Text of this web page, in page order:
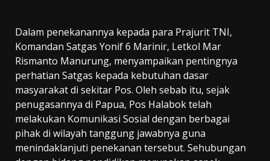
Dalam penekanannya kepada para Prajurit TNI,
Komandan Satgas Yonif 6 Marinir, Letkol Mar
Rismanto Manurung, menyampaikan pentingnya
perhatian Satgas kepada kebutuhan dasar
masyarakat di sekitar Pos. Oleh sebab itu, sejak
penugasannya di Papua, Pos Halabok telah
melakukan Komunikasi Sosial dengan berbagai
pihak di wilayah tanggung jawabnya guna
menindaklanjuti penekanan tersebut. Sehubungan